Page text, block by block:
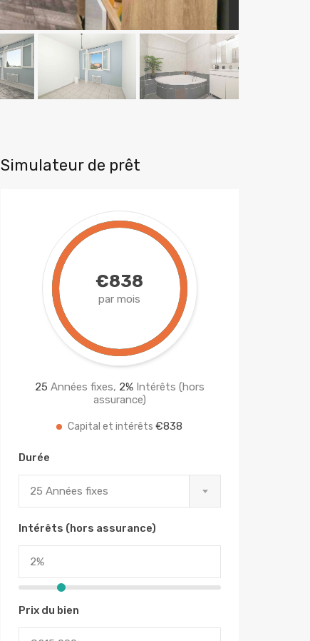
Simulateur de prêt
€838
par mois
25 Années fixes, 2%Intérêts (hors
assurance)
Capital et intérêts€838
Durée
25 Années fixes
Intérêts (hors assurance)
Prix du bien